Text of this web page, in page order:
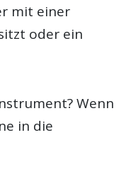
mit einer
oder ein
Wenn
in die